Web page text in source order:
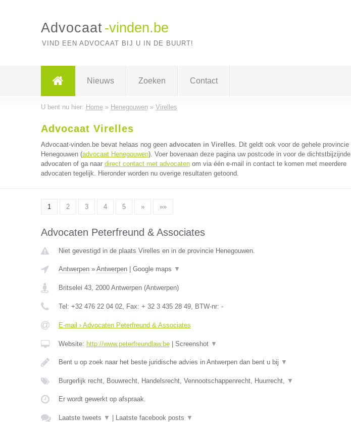
Advocaat -vinden.be
VIND EEN ADVOCAAT BIJ U IN DE BUURT!
Nieuws Zoeken Contact
U bent nu hier: Home» Henegouwen» Virelles
Advocaat Virelles
Advocaat-vinden.be bevat helaas nog geen advocaten in Virelles. Dit geldt ook voor de gehele provincie
Henegouwen (advocaat Henegouwen). Voer bovenaan deze pagina uw postcode in voor de dichtstbijzijnde
advocaten of ga naar direct contact met advocatenom via één e-mail in contact te komen met meerdere
advocaten tegelijk. Hieronder worden nu overige resultaten getoond.
1 2 3 4 5 » »»
Advocaten Peterfreund & Associates
Niet gevestigd in de plaats Virelles en in de provincie Henegouwen.
Antwerpen» Antwerpen| Google maps ▼
Britselei 43, 2000 Antwerpen(Antwerpen)
Tel: +32 476 22 04 02, Fax: + 32 3 435 28 49, BTW-nr: -
E-mail › Advocaten Peterfreund & Associates
Website: http://www.peterfreundlaw.be| Screenshot ▼
Bent u op zoek naar het beste juridische advies in Antwerpen dan bent u bij ▼
Burgerlijk recht, Bouwrecht, Handelsrecht, Vennootschappenrecht, Huurrecht, ▼
Er wordt gewerkt op afspraak.
Laatste tweets ▼ Laatste facebook posts ▼